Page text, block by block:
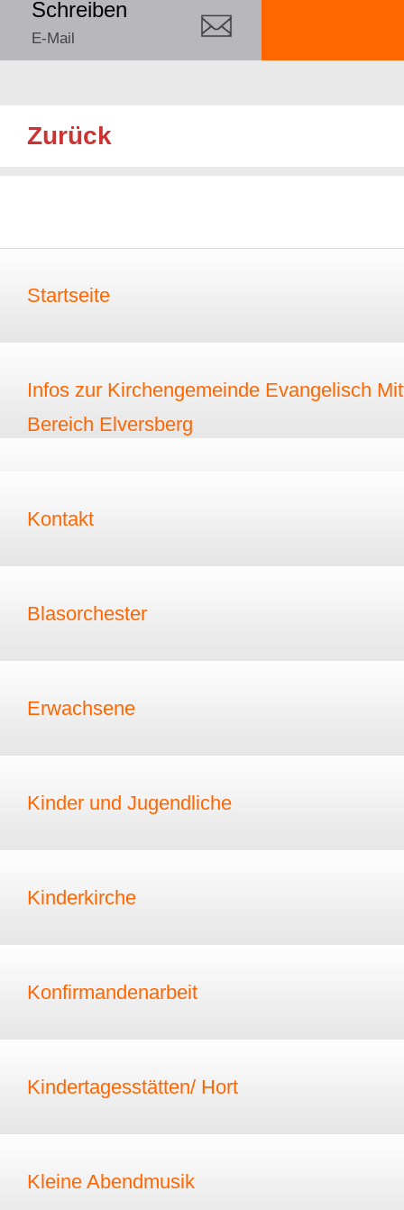
Schreiben
E-Mail
Zurück
Startseite
Infos zur Kirchengemeinde Evangelisch
Bereich Elversberg
Kontakt
Blasorchester
Erwachsene
Kinder und Jugendliche
Kinderkirche
Konfirmandenarbeit
Kindertagesstätten/ Hort
Kleine Abendmusik